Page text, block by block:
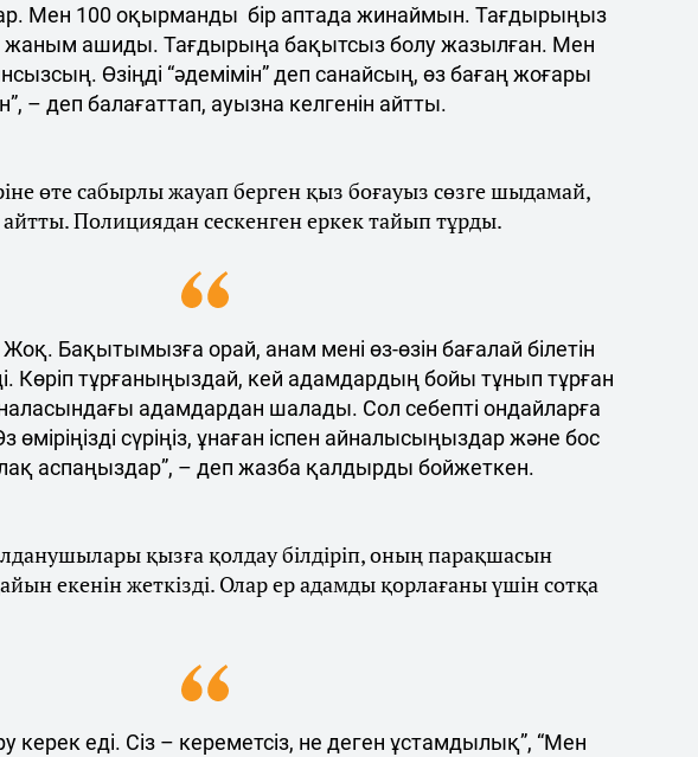
Мен 100 оқырманды бір аптада жинаймын. Тағдырыңыз
жаным ашиды. Тағдырыңа бақытсыз болу жазылған. Мен
Өзіңді “әдемімін” деп санайсың, өз бағаң жоғары
– деп балағаттап, ауызна келгенін айтты.
өте сабырлы жауап берген қыз боғауыз сөзге шыдамай,
Полициядан сескенген еркек тайып тұрды.
Бақытымызға орай, анам мені өз-өзін бағалай білетін
Көріп тұрғаныңыздай, кей адамдардың бойы тұнып тұрған
адамдардан шалады. Сол себепті ондайларға
өміріңізді сүріңіз, ұнаған іспен айналысыңыздар және бос
аспаңыздар”, – деп жазба қалдырды бойжеткен.
қызға қолдау білдіріп, оның парақшасын
екенін жеткізді. Олар ер адамды қорлағаны үшін сотқа
керек еді. Сіз – кереметсіз, не деген ұстамдылық”, “Мен